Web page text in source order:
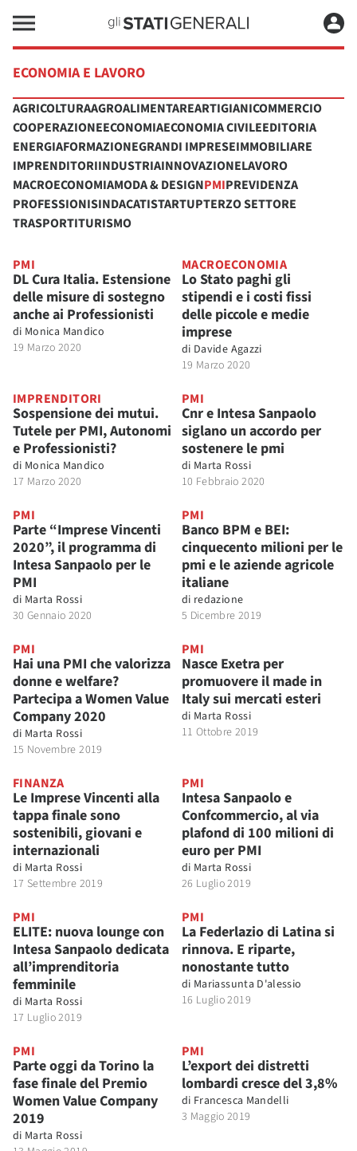
ECONOMIA E LAVORO
AGRICOLTURAAGROALIMENTAREARTIGIANICOMMERCIO
COOPERAZIONEECONOMIAECONOMIA CIVILEEDITORIA
ENERGIAFORMAZIONEGRANDI IMPRESEIMMOBILIARE
IMPRENDITORIINDUSTRIAINNOVAZIONELAVORO
MACROECONOMIAMODA & DESIGNPMIPREVIDENZA
PROFESSIONISINDACATISTARTUPTERZO SETTORE
TRASPORTITURISMO
PMI
DL Cura Italia. Estensione
delle misure di sostegno
anche ai Professionisti
di Monica Mandico
19 Marzo 2020
MACROECONOMIA
Lo Stato paghi gli
stipendi e i costi fissi
delle piccole e medie
imprese
di Davide Agazzi
19 Marzo 2020
IMPRENDITORI
Sospensione dei mutui.
Tutele per PMI, Autonomi
e Professionisti?
di Monica Mandico
17 Marzo 2020
PMI
Cnr e Intesa Sanpaolo
siglano un accordo per
sostenere le pmi
di Marta Rossi
10 Febbraio 2020
PMI
Parte “Imprese Vincenti
2020”, il programma di
Intesa Sanpaolo per le
PMI
di Marta Rossi
30 Gennaio 2020
PMI
Banco BPM e BEI:
cinquecento milioni per le
pmi e le aziende agricole
italiane
di redazione
5 Dicembre 2019
PMI
Hai una PMI che valorizza
donne e welfare?
Partecipa a Women Value
Company 2020
di Marta Rossi
15 Novembre 2019
PMI
Nasce Exetra per
promuovere il made in
Italy sui mercati esteri
di Marta Rossi
11 Ottobre 2019
FINANZA
Le Imprese Vincenti alla
tappa finale sono
sostenibili, giovani e
internazionali
di Marta Rossi
17 Settembre 2019
PMI
Intesa Sanpaolo e
Confcommercio, al via
plafond di 100 milioni di
euro per PMI
di Marta Rossi
26 Luglio 2019
PMI
ELITE: nuova lounge con
Intesa Sanpaolo dedicata
all’imprenditoria
femminile
di Marta Rossi
17 Luglio 2019
PMI
La Federlazio di Latina si
rinnova. E riparte,
nonostante tutto
di Mariassunta D'alessio
16 Luglio 2019
PMI
Parte oggi da Torino la
fase finale del Premio
Women Value Company
2019
di Marta Rossi
PMI
L’export dei distretti
lombardi cresce del 3,8%
di Francesca Mandelli
3 Maggio 2019